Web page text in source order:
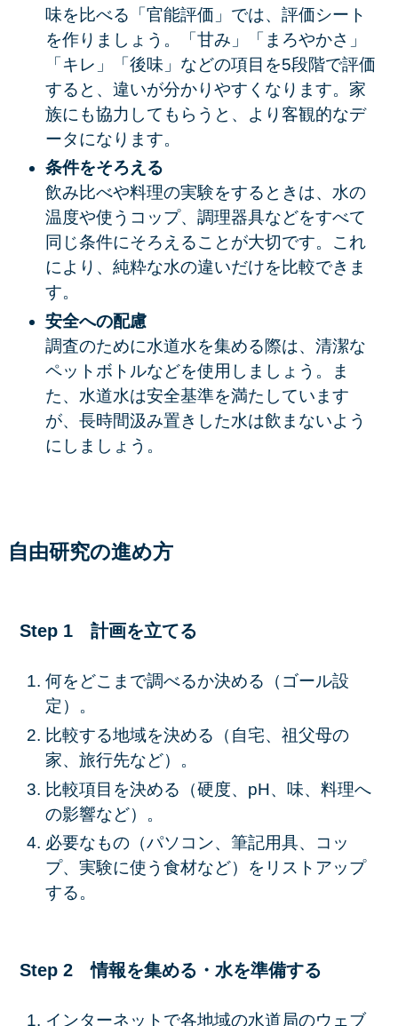
味を比べる「官能評価」では、評価シート
を作りましょう。「甘み」「まろやかさ」
「キレ」「後味」などの項目を5段階で評価
すると、違いが分かりやすくなります。家
族にも協力してもらうと、より客観的なデ
ータになります。
条件をそろえる
飲み比べや料理の実験をするときは、水の
温度や使うコップ、調理器具などをすべて
同じ条件にそろえることが大切です。これ
により、純粋な水の違いだけを比較できま
す。
安全への配慮
調査のために水道水を集める際は、清潔な
ペットボトルなどを使用しましょう。ま
た、水道水は安全基準を満たしています
が、長時間汲み置きした水は飲まないよう
にしましょう。
自由研究の進め方
Step 1 計画を立てる
何をどこまで調べるか決める（ゴール設
定）。
比較する地域を決める（自宅、祖父母の
家、旅行先など）。
比較項目を決める（硬度、pH、味、料理へ
の影響など）。
必要なもの（パソコン、筆記用具、コッ
プ、実験に使う食材など）をリストアップ
する。
Step 2 情報を集める・水を準備する
インターネットで各地域の水道局のウェブ